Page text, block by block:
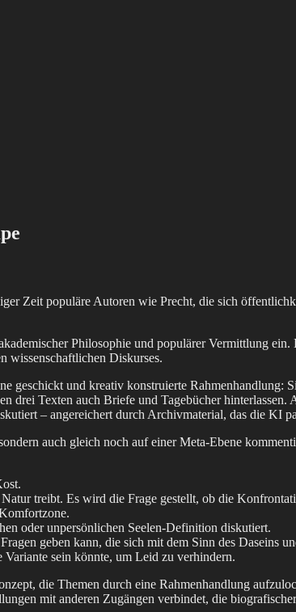
Zeit populäre Autoren wie Precht, die sich
Philosophie und populärer Vermittlung
wissenschaftlichen Diskurses.
geschickt und kreativ konstruierte Rahmenhandlung:
drei Texten auch Briefe und Tagebücher
– angereichert durch Archivmaterial, das die KI
auch gleich noch auf einer Meta-Ebene
treibt. Es wird die Frage gestellt, ob die
oder unpersönlichen Seelen-Definition diskutiert.
geben kann, die sich mit dem Sinn des Daseins
sein könnte, um Leid zu verhindern.
die Themen durch eine Rahmenhandlung
mit anderen Zugängen verbindet, die